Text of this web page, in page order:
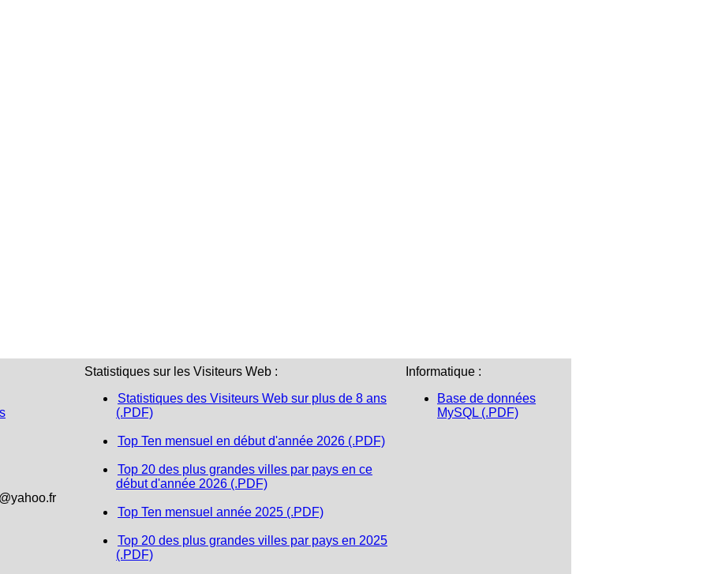
Statistiques sur les Visiteurs Web :
Statistiques des Visiteurs Web sur plus de 8 ans
(.PDF)
Top Ten mensuel en début d'année 2026 (.PDF)
Top 20 des plus grandes villes par pays en ce
début d'année 2026 (.PDF)
Top Ten mensuel année 2025 (.PDF)
Top 20 des plus grandes villes par pays en 2025
(.PDF)
Informatique :
Base de données
MySQL (.PDF)